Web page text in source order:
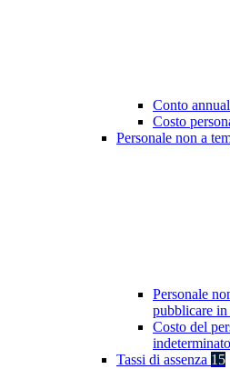
Conto
Costo
Personale non a
Personale
pubblicare in
Costo del
Tassi di assenza 15